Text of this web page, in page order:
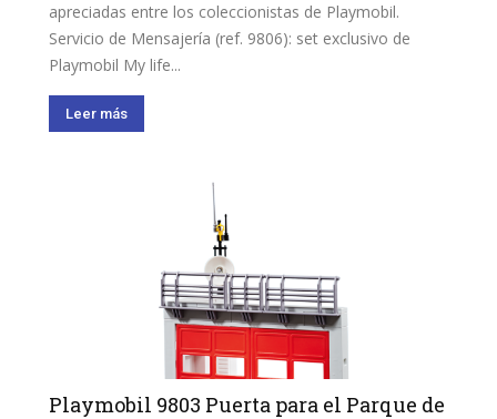
apreciadas entre los coleccionistas de Playmobil.
Servicio de Mensajería (ref. 9806): set exclusivo de
Playmobil My life...
Leer más
Playmobil 9803 Puerta para el Parque de